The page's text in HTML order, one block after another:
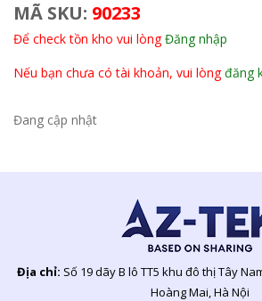
MÃ SKU: 90233
Để check tồn kho vui lòngĐăng nhập
Nếu bạn chưa có tài khoản, vui lòngđăng
Đang cập nhật
Địa chỉ: Số 19 dãy B lô TT5 khu đô thị Tây
Hoàng Mai, Hà Nội